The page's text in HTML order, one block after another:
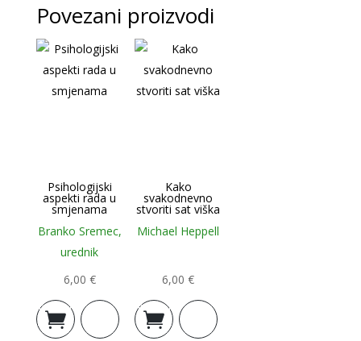
Povezani proizvodi
Psihologijski
aspekti rada u
smjenama
Branko Sremec,
urednik
6,00 €
Dodaj u
košaricu
Kako
svakodnevno
stvoriti sat viška
Michael Heppell
6,00€
Dodaj u
košaricu